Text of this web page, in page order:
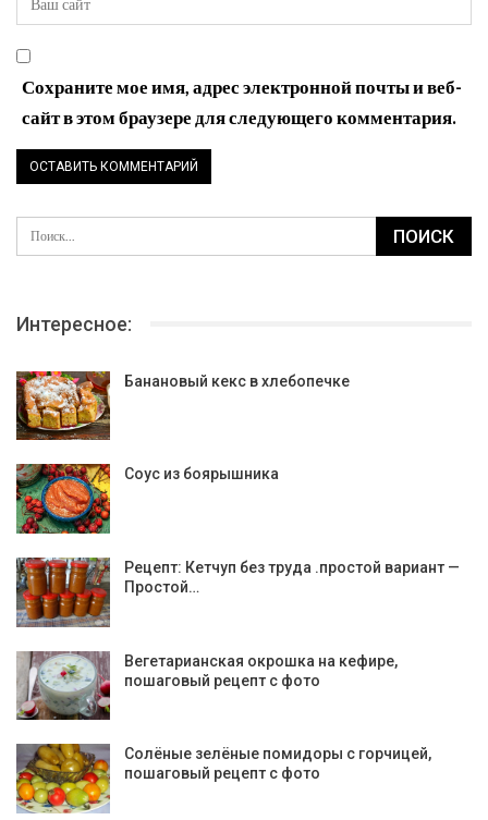
Сохраните мое имя, адрес электронной почты и веб-
сайт в этом браузере для следующего комментария.
Интересное:
Банановый кекс в хлебопечке
Соус из боярышника
Рецепт: Кетчуп без труда .простой вариант —
Простой…
Вегетарианская окрошка на кефире,
пошаговый рецепт с фото
Солёные зелёные помидоры с горчицей,
пошаговый рецепт с фото